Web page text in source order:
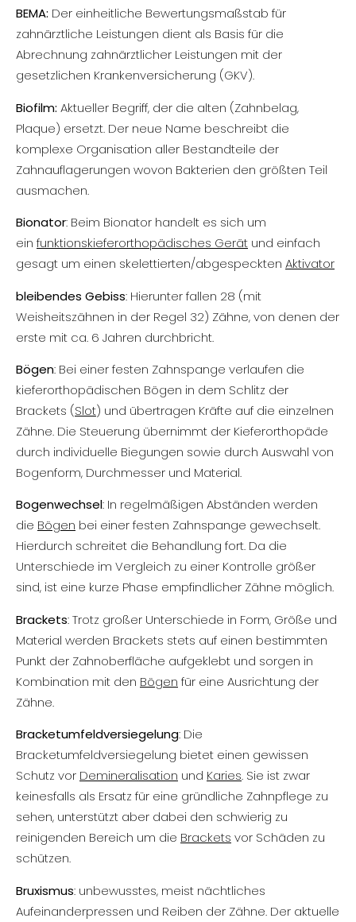
BEMA: Der einheitliche Bewertungsmaßstab für
zahnärztliche Leistungen dient als Basis für die
Abrechnung zahnärztlicher Leistungen mit der
gesetzlichen Krankenversicherung (GKV).
Biofilm: Aktueller Begriff, der die alten (Zahnbelag,
Plaque) ersetzt. Der neue Name beschreibt die
komplexe Organisation aller Bestandteile der
Zahnauflagerungen wovon Bakterien den größten Teil
ausmachen.
Bionator: Beim Bionator handelt es sich um
ein funktionskieferorthopädisches Gerät und einfach
gesagt um einen skelettierten/abgespeckten Aktivator
bleibendes Gebiss: Hierunter fallen 28 (mit
Weisheitszähnen in der Regel 32) Zähne, von denen der
erste mit ca. 6 Jahren durchbricht.
Bögen: Bei einer festen Zahnspange verlaufen die
kieferorthopädischen Bögen in dem Schlitz der
Brackets (Slot) und übertragen Kräfte auf die einzelnen
Zähne. Die Steuerung übernimmt der Kieferorthopäde
durch individuelle Biegungen sowie durch Auswahl von
Bogenform, Durchmesser und Material.
Bogenwechsel: In regelmäßigen Abständen werden
die Bögen bei einer festen Zahnspange gewechselt.
Hierdurch schreitet die Behandlung fort. Da die
Unterschiede im Vergleich zu einer Kontrolle größer
sind, ist eine kurze Phase empfindlicher Zähne möglich.
Brackets: Trotz großer Unterschiede in Form, Größe und
Material werden Brackets stets auf einen bestimmten
Punkt der Zahnoberfläche aufgeklebt und sorgen in
Kombination mit den Bögen für eine Ausrichtung der
Zähne.
Bracketumfeldversiegelung: Die
Bracketumfeldversiegelung bietet einen gewissen
Schutz vor Demineralisation und Karies. Sie ist zwar
keinesfalls als Ersatz für eine gründliche Zahnpflege zu
sehen, unterstützt aber dabei den schwierig zu
reinigenden Bereich um die Brackets vor Schäden zu
schützen.
Bruxismus: unbewusstes, meist nächtliches
Aufeinanderpressen und Reiben der Zähne. Der aktuelle